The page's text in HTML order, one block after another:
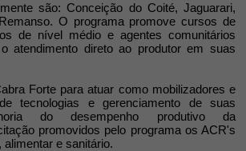
são: Conceição do Coité, Jaguarari,
O programa promove cursos de
de nível médio e agentes comunitários
atendimento direto ao produtor em suas
Forte para atuar como mobilizadores e
tecnologias e gerenciamento de suas
do desempenho produtivo da
promovidos pelo programa os ACR's
e sanitário.